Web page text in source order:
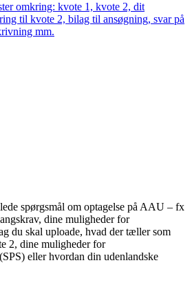
omkring: kvote 1, kvote 2, dit
til kvote 2, bilag til ansøgning, svar på
mm.
spørgsmål om optagelse på AAU – fx
dine muligheder for
du skal uploade, hvad der tæller som
2, dine muligheder for
eller hvordan din udenlandske